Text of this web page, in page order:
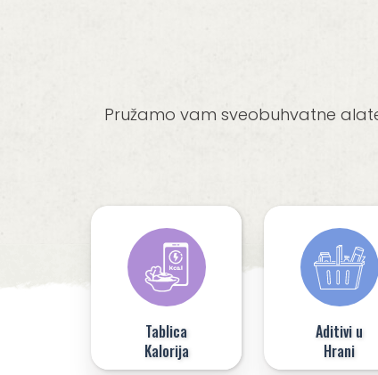
Pružamo vam sveobuhvatne
Tablica
Kalorija
Aditivi u
Hrani